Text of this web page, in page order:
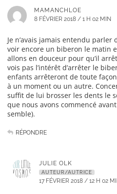
MAMANCHLOE
8 FÉVRIER 2018 / 1 H 02 MIN
Je n’avais jamais entendu parler
voir encore un biberon le matin
allons en douceur pour qu’il
vois pas l’intérêt d’arrêter le
enfants arrêteront de toute
à un moment ou un autre.
suffit de lui brosser les dents le
que nous avons commencé
semble).
RÉPONDRE
JULIE OLK
AUTEUR/AUTRICE
17 FÉVRIER 2018 / 12 H 02